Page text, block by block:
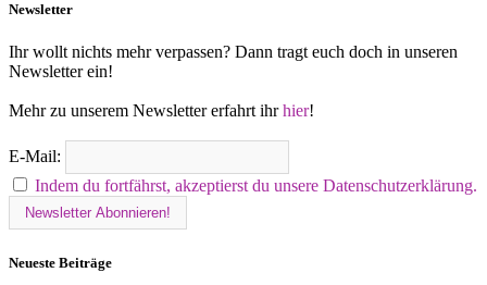
Newsletter
Ihr wollt nichts mehr verpassen? Dann tragt euch doch in unseren
Newsletter ein!
Mehr zu unserem Newsletter erfahrt ihrhier!
E-Mail:
Indem du fortfährst, akzeptierst du unsere Datenschutzerklärung.
Neueste Beiträge